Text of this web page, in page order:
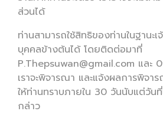
ส่วนได้
ท่านสามารถใช้สิทธิของท่านในฐานะ
บุคคลข้างต้นได้ โดยติดต่อมาที่
P.Thepsuwan@gmail.com และ
เราจะพิจารณา และแจ้งผลการพิจา
ให้ท่านทราบภายใน 30 วันนับแต่วัน
กล่าว